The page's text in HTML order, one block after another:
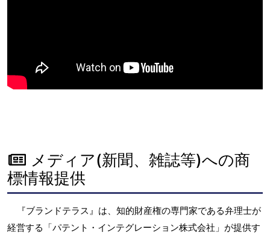
メディア(新聞、雑誌等)への商
標情報提供
『ブランドテラス』は、知的財産権の専門家である弁理士が
経営する「パテント・インテグレーション株式会社」が提供す